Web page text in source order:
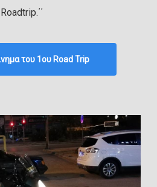
Roadtrip.΄΄
του 1ου Road Trip